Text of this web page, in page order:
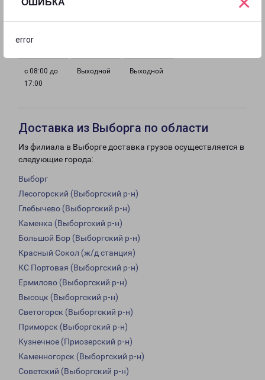
ОШИБКА
error
с 08:00 до
с 08:00 до
с 08:00 до
с 08:00 до
с 08:00 до
17:00
Выходной Выходной
Доставка из Выборга по области
Из филиала в Выборге доставка грузов осуществляется в
следующие города:
Выборг
Лесогорский (Выборгский р-н)
Глебычево (Выборгский р-н)
Каменка (Выборгский р-н)
Большой Бор (Выборгский р-н)
Красный Сокол (ж/д станция)
КС Портовая (Выборгский р-н)
Ермилово (Выборгский р-н)
Высоцк (Выборгский р-н)
Светогорск (Выборгский р-н)
Приморск (Выборгский р-н)
Кузнечное (Приозерский р-н)
Каменногорск (Выборгский р-н)
Советский (Выборгский р-н)